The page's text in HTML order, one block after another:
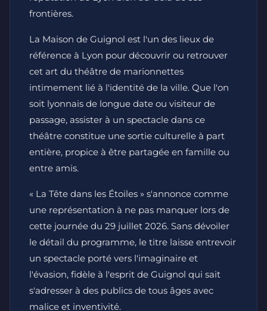
frontières.
La Maison de Guignol est l'un des lieux de
référence à Lyon pour découvrir ou retrouver
cet art du théâtre de marionnettes
intimement lié à l'identité de la ville. Que l'on
soit lyonnais de longue date ou visiteur de
passage, assister à un spectacle dans ce
théâtre constitue une sortie culturelle à part
entière, propice à être partagée en famille ou
entre amis.
« La Tête dans les Étoiles » s'annonce comme
une représentation à ne pas manquer lors de
cette journée du 29 juillet 2026. Sans dévoiler
le détail du programme, le titre laisse entrevoir
un spectacle porté vers l'imaginaire et
l'évasion, fidèle à l'esprit de Guignol qui sait
s'adresser à des publics de tous âges avec
malice et inventivité.